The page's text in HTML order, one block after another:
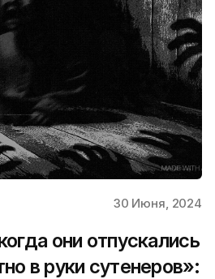
30 Июня, 2024
они отпускались
в руки сутенеров»: